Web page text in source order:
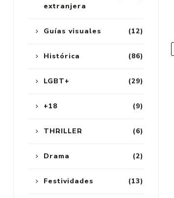
extranjera
(12)
Guías visuales
(86)
Histórica
(29)
LGBT+
(9)
+18
(6)
THRILLER
(2)
Drama
(13)
Festividades